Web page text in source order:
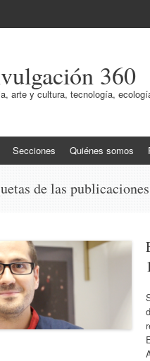
360
arte y cultura, tecnología,
Secciones Quiénes somos
de las